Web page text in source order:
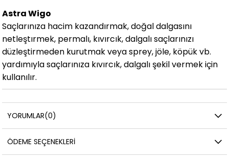
Astra Wigo
Saçlarınıza hacim kazandırmak, doğal dalgasını
netleştırmek, permalı, kıvırcık, dalgalı saçlarınızı
düzleştirmeden kurutmak veya sprey, jöle, köpük vb.
yardımıyla saçlarınıza kıvırcık, dalgalı şekil vermek için
kullanılır.
YORUMLAR(0)
ÖDEME SEÇENEKLERI